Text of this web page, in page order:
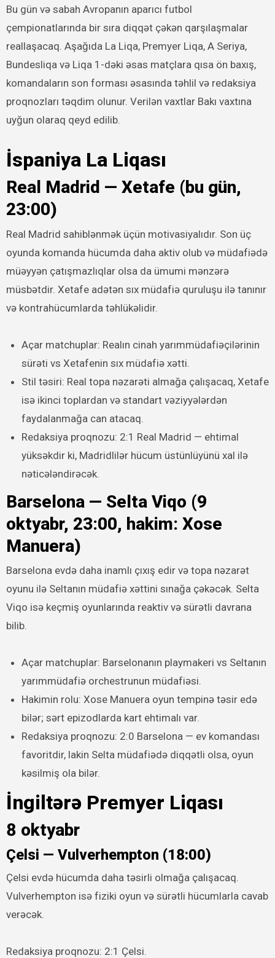
Bu gün və sabah Avropanın aparıcı futbol
çempionatlarında bir sıra diqqət çəkən qarşılaşmalar
reallaşacaq. Aşağıda La Liqa, Premyer Liqa, A Seriya,
Bundesliqa və Liqa 1-dəki əsas matçlara qısa ön baxış,
komandaların son forması əsasında təhlil və redaksiya
proqnozları təqdim olunur. Verilən vaxtlar Bakı vaxtına
uyğun olaraq qeyd edilib.
İspaniya La Liqası
Real Madrid — Xetafe (bu gün,
23:00)
Real Madrid sahiblənmək üçün motivasiyalıdır. Son üç
oyunda komanda hücumda daha aktiv olub və müdafiədə
müəyyən çatışmazlıqlar olsa da ümumi mənzərə
müsbətdir. Xetafe adətən sıx müdafiə quruluşu ilə tanınır
və kontrahücumlarda təhlükəlidir.
Açar matchuplar: Realın cinah yarımmüdafiəçilərinin
sürəti vs Xetafenin sıx müdafiə xətti.
Stil təsiri: Real topa nəzarəti almağa çalışacaq, Xetafe
isə ikinci toplardan və standart vəziyyələrdən
faydalanmağa can atacaq.
Redaksiya proqnozu: 2:1 Real Madrid — ehtimal
yüksəkdir ki, Madridlilər hücum üstünlüyünü xal ilə
nəticələndirəcək.
Barselona — Selta Viqo (9
oktyabr, 23:00, hakim: Xose
Manuera)
Barselona evdə daha inamlı çıxış edir və topa nəzarət
oyunu ilə Seltanın müdafiə xəttini sınağa çəkəcək. Selta
Viqo isə keçmiş oyunlarında reaktiv və sürətli davrana
bilib.
Açar matchuplar: Barselonanın playmakeri vs Seltanın
yarımmüdafiə orchestrunun müdafiəsi.
Hakimin rolu: Xose Manuera oyun tempinə təsir edə
bilər; sərt epizodlarda kart ehtimalı var.
Redaksiya proqnozu: 2:0 Barselona — ev komandası
favoritdir, lakin Selta müdafiədə diqqətli olsa, oyun
kəsilmiş ola bilər.
İngiltərə Premyer Liqası
8 oktyabr
Çelsi — Vulverhempton (18:00)
Çelsi evdə hücumda daha təsirli olmağa çalışacaq.
Vulverhempton isə fiziki oyun və sürətli hücumlarla cavab
verəcək.
Redaksiya proqnozu: 2:1 Çelsi.